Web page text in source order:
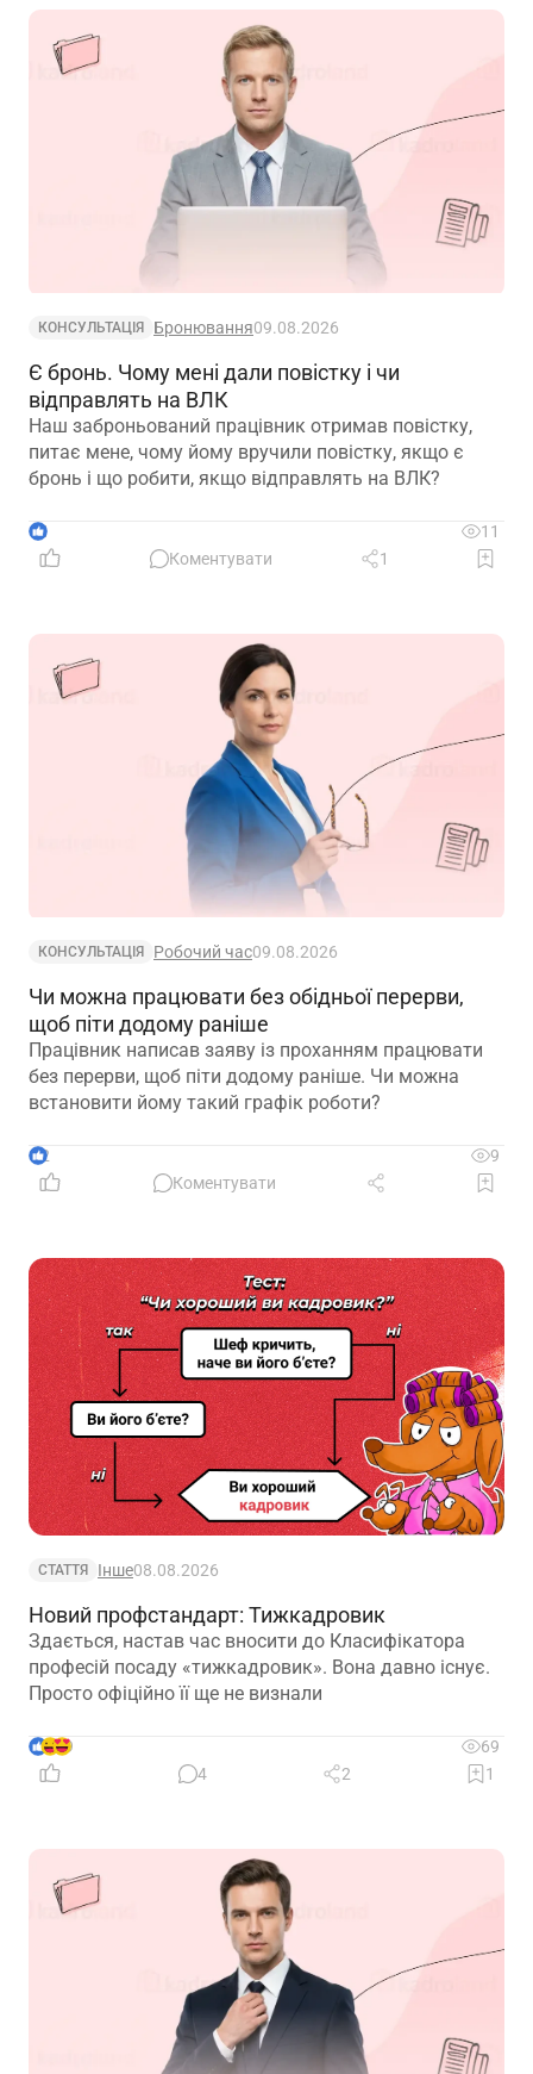
КОНСУЛЬТАЦІЯ Бронювання09.08.2026
Є бронь. Чому мені дали повістку і чи
відправлять на ВЛК
Наш заброньований працівник отримав повістку,
питає мене, чому йому вручили повістку, якщо є
бронь і що робити, якщо відправлять на ВЛК?
1
11
Коментувати
1
КОНСУЛЬТАЦІЯ Робочий час09.08.2026
Чи можна працювати без обідньої перерви,
щоб піти додому раніше
Працівник написав заяву із проханням працювати
без перерви, щоб піти додому раніше. Чи можна
встановити йому такий графік роботи?
2
9
Коментувати
СТАТТЯ Інше08.08.2026
Новий профстандарт: Тижкадровик
Здається, настав час вносити до Класифікатора
професій посаду «тижкадровик». Вона давно існує.
Просто офіційно її ще не визнали
9
69
4
2 1